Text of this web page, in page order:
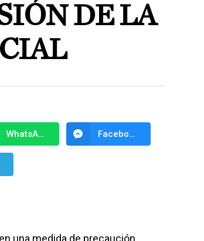
DE LA
WhatsApp Facebook Messenger
una medida de precaución,